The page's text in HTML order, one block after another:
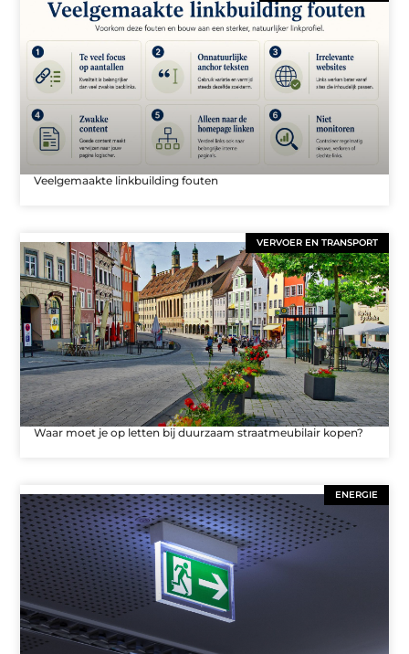
Veelgemaakte linkbuilding fouten
VERVOER EN TRANSPORT
Waar moet je op letten bij duurzaam straatmeubilair kopen?
ENERGIE